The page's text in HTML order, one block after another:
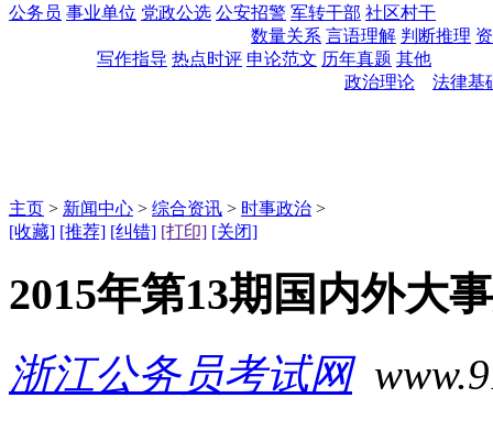
公务员 事业单位 党政公选 公安招警 军转干部 社区村干
数量关系 言语理解 判断推理
写作指导 热点时评 申论范文 历年真题 其他
政治理论
法律基
主页 > 新闻中心 > 综合资讯 > 时事政治 >
[收藏] [推荐] [纠错] [打印] [关闭]
2015年第13期国内外大
浙江公务员考试网